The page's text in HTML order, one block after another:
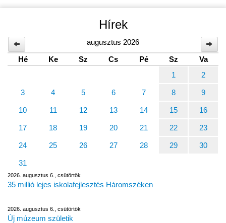
Hírek
augusztus 2026
Hé
Ke Sz Cs Pé Sz
Va
1
2
3 4 5 6 7 8 9
10 11 12 13 14 15 16
17 18 19 20 21 22 23
24 25 26 27 28 29 30
31
2026. augusztus 6., csütörtök
35 millió lejes iskolafejlesztés Háromszéken
2026. augusztus 6., csütörtök
Új múzeum születik